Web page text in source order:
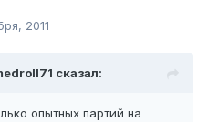
2011
сказал:
опытных партий на